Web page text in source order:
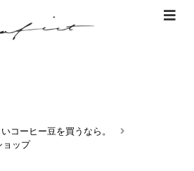
コーヒー豆を買うなら。
ョップ